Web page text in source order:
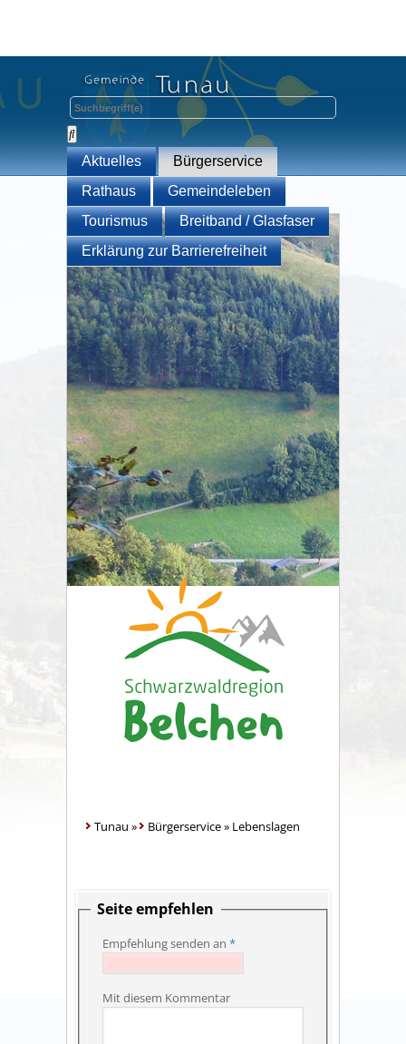
Aktuelles
Bürgerservice
Rathaus
Gemeindeleben
Tourismus
Breitband / Glasfaser
Erklärung zur Barrierefreiheit
Tunau » Bürgerservice» Lebenslagen
Seite empfehlen
Empfehlung senden an *
Mit diesem Kommentar